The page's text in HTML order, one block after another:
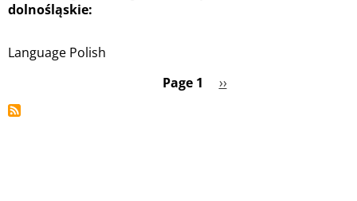
dolnośląskie:
Language Polish
Page 1
Next
››